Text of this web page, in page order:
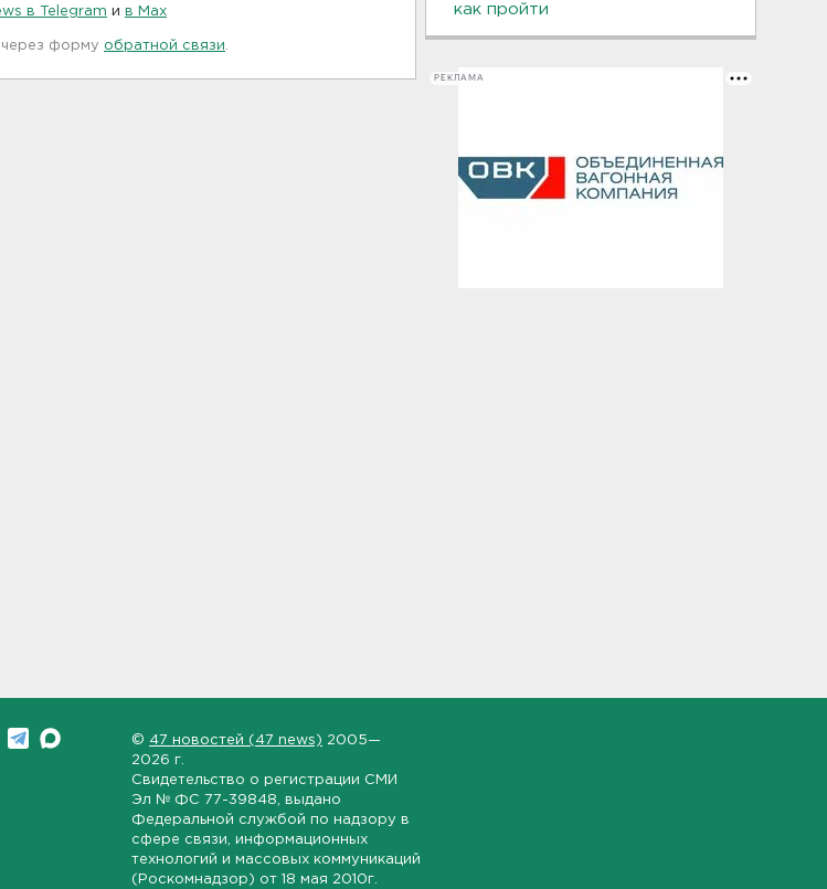
в Telegram и в Maх
форму обратной связи
как пройти
РЕКЛАМА
© 47 новостей (47 news) 2005—
2026 г.
Свидетельство о регистрации СМИ
Эл № ФС 77-39848 , выдано
Федеральной службой по надзору в
сфере связи, информационных
технологий и массовых коммуникаций
(Роскомнадзор) от 18 мая 2010г.